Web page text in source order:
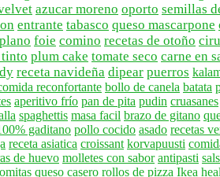
azucar moreno oporto semillas
entrante tabasco queso mascarpone
foie comino recetas de otoño
plum cake tomate seco carne en
receta navideña dipear puerros
reconfortante bollo de canela batata
aperitivo frío pan de pita pudin cruasanes
spaghettis masa facil brazo de gitano
gaditano pollo cocido asado recetas
receta asiatica croissant korvapuusti
de huevo molletes con sabor antipasti
queso casero rollos de pizza Ikea